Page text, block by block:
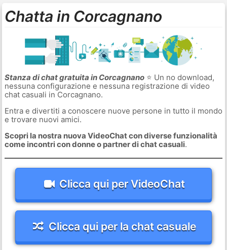
Chatta in Corcagnano
Stanza di chat gratuita in Corcagnano⭐ Un no download,
nessuna configurazione e nessuna registrazione di video
chat casuali in Corcagnano.
Entra e divertiti a conoscere nuove persone in tutto il mondo
e trovare nuovi amici.
Scopri la nostra nuova VideoChat con diverse funzionalità
come incontri con donne o partner di chat casuali.
Clicca qui per VideoChat
Clicca qui per la chat casuale